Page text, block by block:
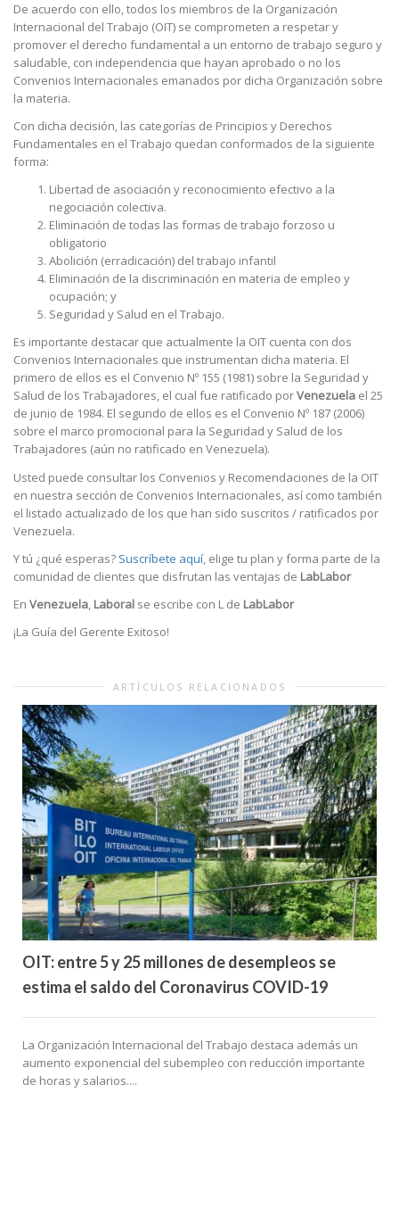
De acuerdo con ello, todos los miembros de la Organización
Internacional del Trabajo (OIT) se comprometen a respetar y
promover el derecho fundamental a un entorno de trabajo seguro y
saludable, con independencia que hayan aprobado o no los
Convenios Internacionales emanados por dicha Organización sobre
la materia.
Con dicha decisión, las categorías de Principios y Derechos
Fundamentales en el Trabajo quedan conformados de la siguiente
forma:
Libertad de asociación y reconocimiento efectivo a la
negociación colectiva.
Eliminación de todas las formas de trabajo forzoso u
obligatorio
Abolición (erradicación) del trabajo infantil
Eliminación de la discriminación en materia de empleo y
ocupación; y
Seguridad y Salud en el Trabajo.
Es importante destacar que actualmente la OIT cuenta con dos
Convenios Internacionales que instrumentan dicha materia. El
primero de ellos es el Convenio Nº 155 (1981) sobre la Seguridad y
Salud de los Trabajadores, el cual fue ratificado porVenezuela el 25
de junio de 1984. El segundo de ellos es el Convenio Nº 187 (2006)
sobre el marco promocional para la Seguridad y Salud de los
Trabajadores (aún no ratificado en Venezuela).
Usted puede consultar los Convenios y Recomendaciones de la OIT
en nuestra sección de Convenios Internacionales, así como también
el listado actualizado de los que han sido suscritos / ratificados por
Venezuela.
Y tú ¿qué esperas? Suscríbete aquí , elige tu plan y forma parte de la
comunidad de clientes que disfrutan las ventajas de LabLabor
En Venezuela Laboral se escribe con L de LabLabor
¡La Guía del Gerente Exitoso!
ARTÍCULOS RELACIONADOS
OIT: entre 5 y 25 millones de desempleos se
estima el saldo del Coronavirus COVID-19
La Organización Internacional del Trabajo destaca además un
aumento exponencial del subempleo con reducción importante
de horas y salarios....